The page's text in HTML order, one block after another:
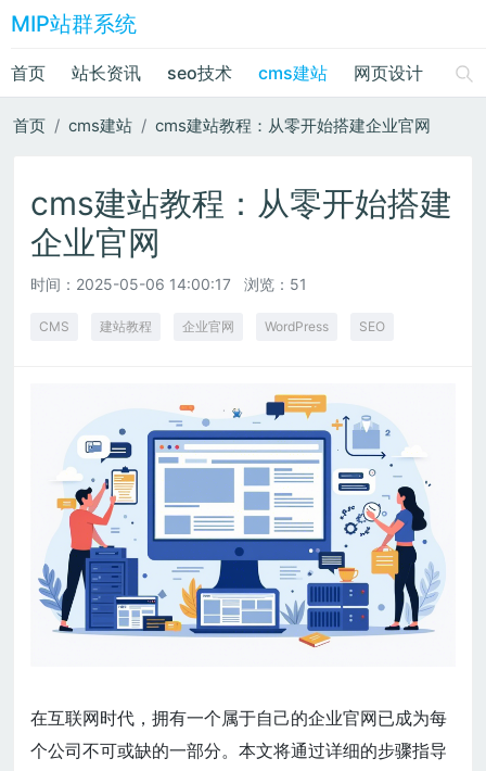
MIP站群系统
首页 站长资讯 seo技术 cms建站 网页设计 绘
首页 cms建站 cms建站教程：从零开始搭建企业官网
cms建站教程：从零开始搭建
企业官网
时间： 2025-05-06 14:00:17 浏览：51
CMS 建站教程 企业官网 WordPress SEO
在互联网时代，拥有一个属于自己的企业官网已成为每
个公司不可或缺的一部分。本文将通过详细的步骤指导